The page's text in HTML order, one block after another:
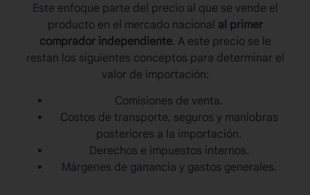
Este enfoque parte del precio al que se vende el
producto en el mercado nacional al primer
comprador independiente. A este precio se le
restan los siguientes conceptos para determinar el
valor de importación:
Comisiones de venta.
Costos de transporte, seguros y maniobras
posteriores a la importación.
Derechos e impuestos internos.
Márgenes de ganancia y gastos generales.